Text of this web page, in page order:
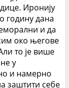
Иронију
годину дана
и да
око његове
то је више
у
и намерно
заштити себе